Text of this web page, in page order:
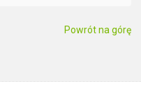
Powrót na górę